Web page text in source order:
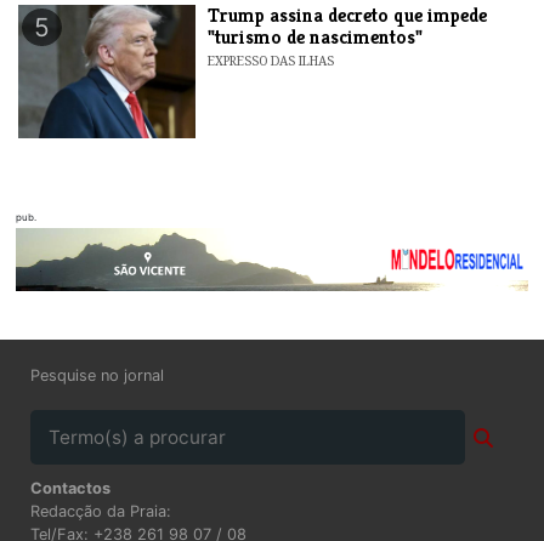
5
Trump assina decreto que impede
"turismo de nascimentos"
EXPRESSO DAS ILHAS
pub.
Pesquise no jornal
Contactos
Redacção da Praia:
Tel/Fax: +238 261 98 07 / 08